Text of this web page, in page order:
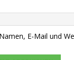
E-Mail und